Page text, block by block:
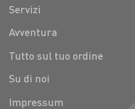
Servizi
Avventura
Tutto sul tuo ordine
Su di noi
Impressum